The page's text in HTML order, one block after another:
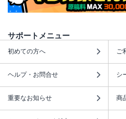
サポートメニュー
初めての方へ ご
ヘルプ・お問合せ シ
重要なお知らせ 商